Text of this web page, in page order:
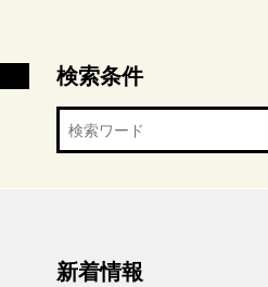
検索条件
新着情報